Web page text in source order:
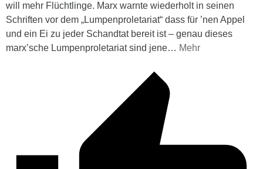
will mehr Flüchtlinge. Marx warnte wiederholt in seinen
Schriften vor dem „Lumpenproletariat“ dass für ’nen Appel
und ein Ei zu jeder Schandtat bereit ist – genau dieses
marx’sche Lumpenproletariat sind jene… Mehr